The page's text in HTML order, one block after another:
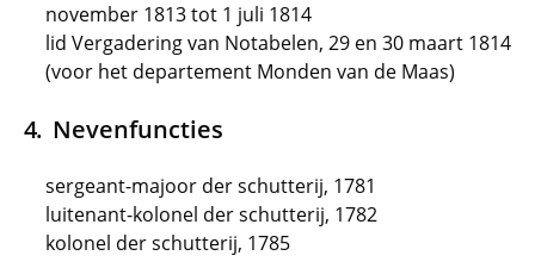
november 1813 tot 1 juli 1814
lid Vergadering van Notabelen, 29 en 30 maart 1814
(voor het departement Monden van de Maas)
Nevenfuncties
sergeant-majoor der schutterij, 1781
luitenant-kolonel der schutterij, 1782
kolonel der schutterij, 1785